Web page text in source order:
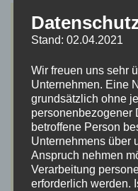
Stand: 02.04.2021
Wir freuen uns sehr
Unternehmen. Eine
grundsätzlich ohne
personenbezogener
betroffene Person
Unternehmens über
Anspruch nehmen
Verarbeitung
erforderlich werden.